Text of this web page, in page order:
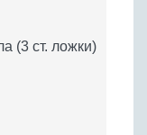
(3 ст. ложки)